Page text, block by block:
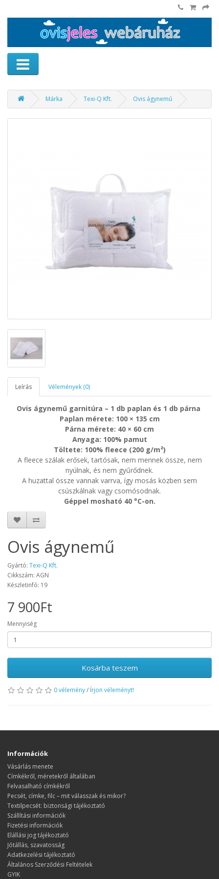
Márka Texi-Q Kft. Ovis ágynemű
Leírás Vélemények (0)
Ovis ágynemű garnitúra – 1 db paplan és 1 db párna
Paplan mérete: 100 × 135 cm
Párna mérete: 40 × 60 cm
Anyaga: 100% pamut
Töltete: 100% fleece (200 g/m²)
A fleece szálak erősek, tartósak, nem mennek össze, nem
nyúlnak, és nem gyűrődnek.
A huzattal össze vannak varrva, így mosás közben sem
csúszkálnak vagy csomósodnak.
Géppel mosható 40 °C-on.
Ovis ágynemű
Gyártó: Texi-Q Kft.
Cikkszám: AGN
Készletinfó: 19
7 900Ft
Mennyiség
Kosárba teszem
0 vélemény/ Írjon véleményt!
Információk
Vásárlás menete
​​​​​​​Címkékről, méretekről általában
Felvasalható címkékről
Pecsét, címke, filc – mit válasszak és mikor?
Textilpecsét: biztonsági tájékoztató
Szállítási információk
Fizetési információk
Elállási jog tájékoztató
Jótállás, szavatosság
Adatkezelési tájékoztató
Általános Szerződési Feltételek
GYIK